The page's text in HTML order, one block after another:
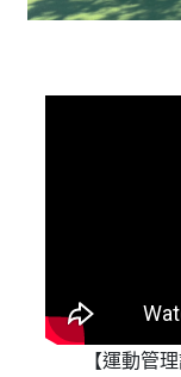
【運動管